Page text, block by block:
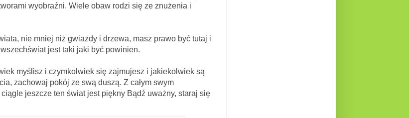
wyobraźni. Wiele obaw rodzi się ze znużenia i
niż gwiazdy i drzewa, masz prawo być tutaj i
jest taki jaki być powinien.
i czymkolwiek się zajmujesz i jakiekolwiek są
zachowaj pokój ze swą duszą. Z całym swym
jeszcze ten świat jest piękny Bądź uważny, staraj się